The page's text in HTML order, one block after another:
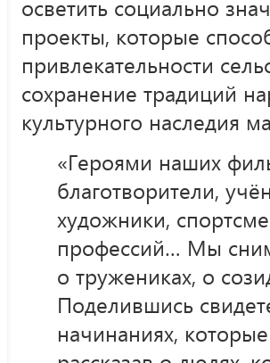
осветить социально
проекты, которые
привлекательности
сохранение традиций
культурного наследия
«Героями наших
благотворители,
художники,
профессий… Мы
о тружениках, о
Поделившись
начинаниях,